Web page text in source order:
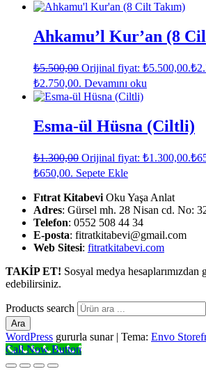
Ahkamu’l Kur’an (8
₺5.500,00 Orijinal fiyat: ₺5.500,00.₺
₺2.750,00. Devamını oku
Esma-ül Hüsna (Ciltli)
₺1.300,00 Orijinal fiyat: ₺1.300,00.₺
₺650,00. Sepete Ekle
Fıtrat Kitabevi Oku Yaşa Anlat
Adres: Gürsel mh. 28 Nisan cd. No:
Telefon: 0552 508 44 34
E-posta: fitratkitabevi@gmail.com
Web Sitesi: fitratkitabevi.com
TAKİP ET! Sosyal medya
edebilirsiniz.
Products search
Ara
WordPress gururla sunar | Tema: Envo
Call Now Button